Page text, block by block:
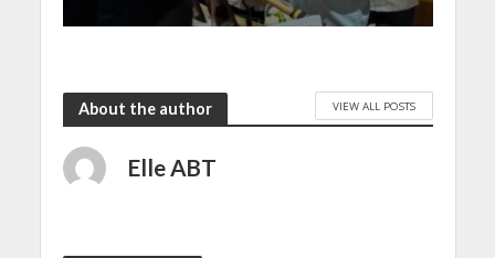
About the author VIEW ALL POSTS
Elle ABT